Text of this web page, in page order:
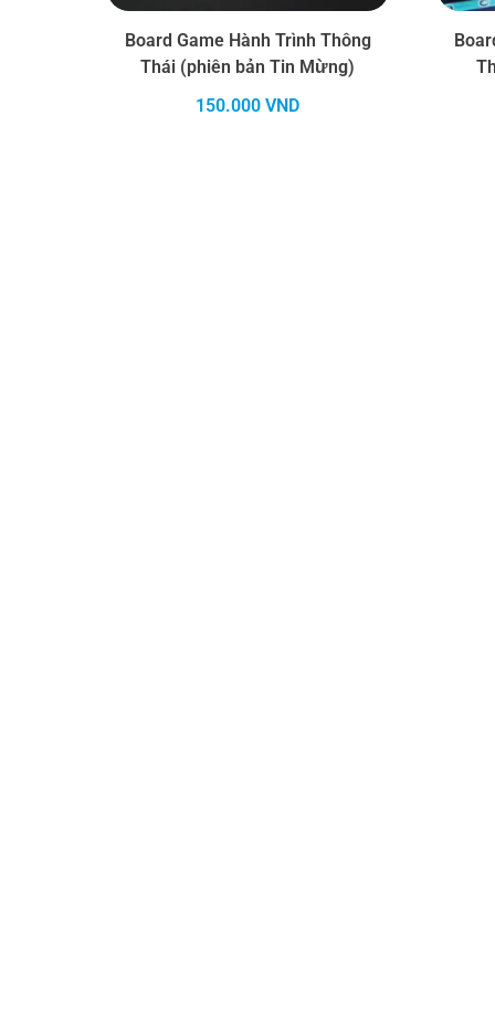
Board Game Hành Trình Thông
Thái (phiên bản Tin Mừng)
150.000VND